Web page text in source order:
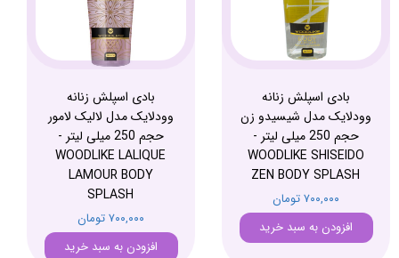
بادی اسپلش زنانه
وودلایک مدل شیسیدو زن
حجم 250 میلی لیتر -
WOODLIKE SHISEIDO
ZEN BODY SPLASH
۷۰۰,۰۰۰ تومان
افزودن به سبد خرید
بادی اسپلش زنانه
وودلایک مدل لالیک لامور
حجم 250 میلی لیتر -
WOODLIKE LALIQUE
LAMOUR BODY
SPLASH
۷۰۰,۰۰۰ تومان
افزودن به سبد خرید